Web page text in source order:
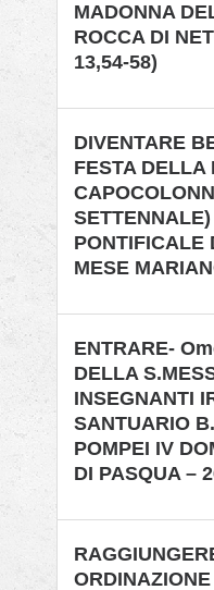
MADONNA
ROCCA DI
13,54-58)
DIVENTARE
FESTA DELLA
PONTIFICALE
MESE
ENTRARE-
DELLA
INSEGNANTI
SANTUARIO
POMPEI IV
DI PASQUA –